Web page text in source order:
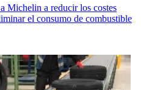
Michelin a reducir los costes
el consumo de combustible